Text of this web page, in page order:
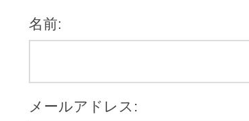
名前:
メールアドレス: